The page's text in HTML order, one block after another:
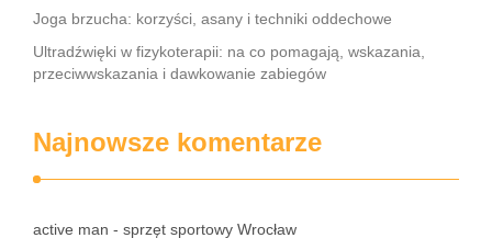
Joga brzucha: korzyści, asany i techniki oddechowe
Ultradźwięki w fizykoterapii: na co pomagają, wskazania,
przeciwwskazania i dawkowanie zabiegów
Najnowsze komentarze
active man - sprzęt sportowy Wrocław